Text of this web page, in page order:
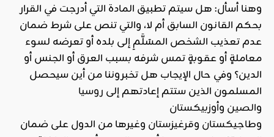
وهنا أسأل: هل سيتم تطبيق المادة التي أدرجت في القرار
بحكم القانون السابق أم لا، والتي تنص على شرط ضمان
عدم تعذيب الشخص المسَلَّمِ إلى بلده أو تعرضه لسوء
معاملةٍ أو عقوبةٍ تمس شرفه بسبب العرق أو الجنس أو
الدين؟ وفي حال الإيجاب هل تخبروننا من أين سيحصل
المسلمون الذين ستتم إعادتهم إلى روسيا
والصين وأوزبيكستان
وطاجيكستان وقرغيزستان وغيرها من الدول على ضمان